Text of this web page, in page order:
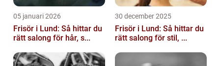
05 januari 2026
Frisör i Lund: Så hittar du
rätt salong för hår, s...
30 december 2025
Frisör i Lund: Så hittar du
rätt salong för stil, ...